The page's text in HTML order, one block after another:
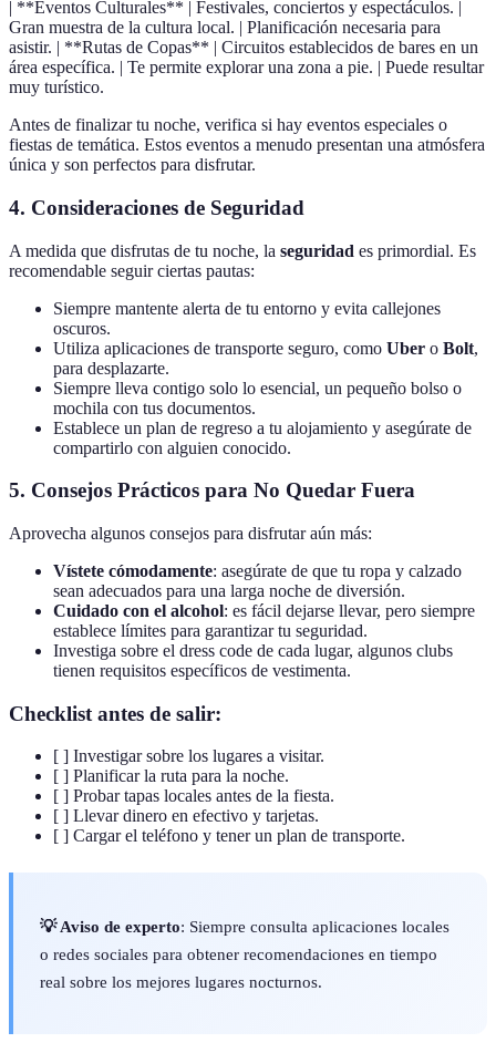
| **Eventos Culturales** | Festivales, conciertos y espectáculos. |
Gran muestra de la cultura local. | Planificación necesaria para
asistir. | **Rutas de Copas** | Circuitos establecidos de bares en un
área específica. | Te permite explorar una zona a pie. | Puede resultar
muy turístico.
Antes de finalizar tu noche, verifica si hay eventos especiales o
fiestas de temática. Estos eventos a menudo presentan una atmósfera
única y son perfectos para disfrutar.
4. Consideraciones de Seguridad
A medida que disfrutas de tu noche, la seguridad es primordial. Es
recomendable seguir ciertas pautas:
Siempre mantente alerta de tu entorno y evita callejones
oscuros.
Utiliza aplicaciones de transporte seguro, como Uber o Bolt,
para desplazarte.
Siempre lleva contigo solo lo esencial, un pequeño bolso o
mochila con tus documentos.
Establece un plan de regreso a tu alojamiento y asegúrate de
compartirlo con alguien conocido.
5. Consejos Prácticos para No Quedar Fuera
Aprovecha algunos consejos para disfrutar aún más:
Vístete cómodamente: asegúrate de que tu ropa y calzado
sean adecuados para una larga noche de diversión.
Cuidado con el alcohol: es fácil dejarse llevar, pero siempre
establece límites para garantizar tu seguridad.
Investiga sobre el dress code de cada lugar, algunos clubs
tienen requisitos específicos de vestimenta.
Checklist antes de salir:
[ ] Investigar sobre los lugares a visitar.
[ ] Planificar la ruta para la noche.
[ ] Probar tapas locales antes de la fiesta.
[ ] Llevar dinero en efectivo y tarjetas.
[ ] Cargar el teléfono y tener un plan de transporte.
💡 Aviso de experto: Siempre consulta aplicaciones locales
o redes sociales para obtener recomendaciones en tiempo
real sobre los mejores lugares nocturnos.